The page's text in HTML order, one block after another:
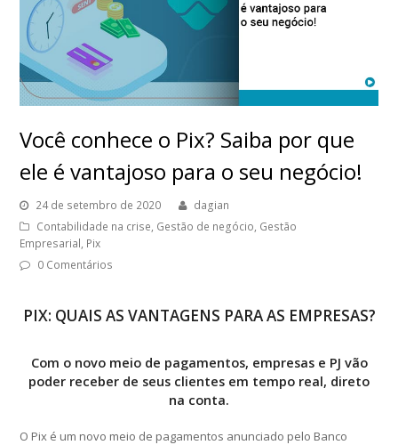
Você conhece o Pix? Saiba por que
ele é vantajoso para o seu negócio!
24 de setembro de 2020
dagian
Contabilidade na crise, Gestão de negócio, Gestão
Empresarial, Pix
0 Comentários
PIX: QUAIS AS VANTAGENS PARA AS EMPRESAS?
Com o novo meio de pagamentos, empresas e PJ vão
poder receber de seus clientes em tempo real, direto
na conta.
O Pix é um novo meio de pagamentos anunciado pelo Banco